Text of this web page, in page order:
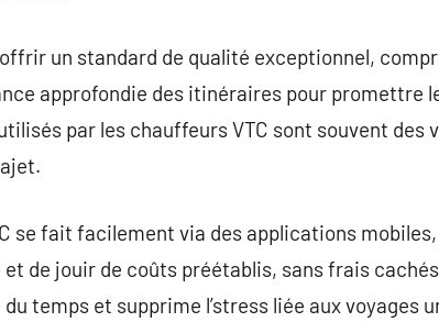
un standard de qualité exceptionnel,
approfondie des itinéraires pour promettre
par les chauffeurs VTC sont souvent
se fait facilement via des applications
de jouir de coûts préétablis, sans frais
temps et supprime l’stress liée aux voyages